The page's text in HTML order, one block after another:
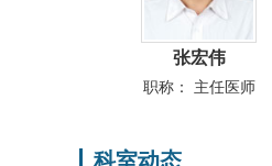
李在村
职称： 主任医师
科室动态